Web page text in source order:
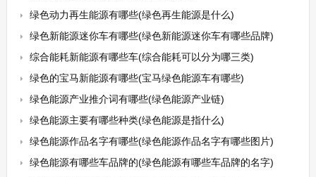
绿色动力再生能源有哪些(绿色再生能源是什么)
绿色新能源迷你车有哪些(绿色新能源迷你车有哪些品牌)
综合能耗新能源有哪些车(综合能耗可以分为哪三类)
绿色的宝马新能源有哪些(宝马绿色能源车有哪些)
绿色能源产业推介词有哪些(绿色能源产业链)
绿色能源主要有哪些种类(绿色能源是指什么)
绿色能源作品名字有哪些(绿色能源作品名字有哪些图片)
绿色能源有哪些车品牌的(绿色能源有哪些车品牌的名字)